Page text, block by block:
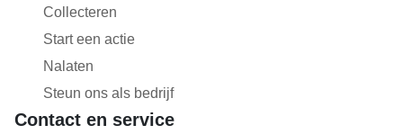
Collecteren
Start een actie
Nalaten
Steun ons als bedrijf
Contact en service